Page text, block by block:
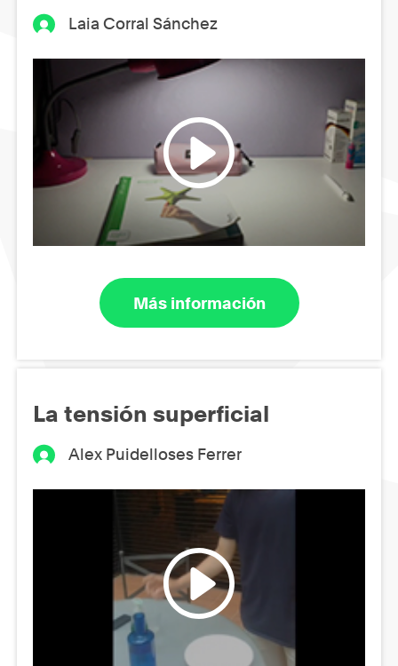
Laia Corral Sánchez
Más información
La tensión superficial
Alex Puidelloses Ferrer